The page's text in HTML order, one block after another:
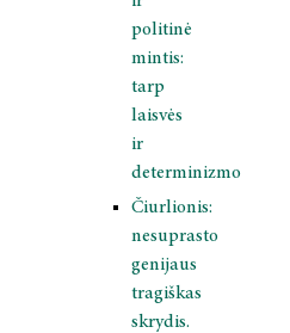
politinė
mintis:
tarp
laisvės
ir
determinizmo
Čiurlionis:
nesuprasto
genijaus
tragiškas
skrydis.